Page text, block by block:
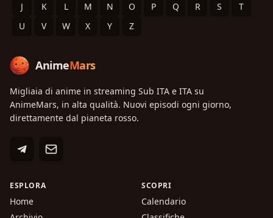
J
K L M N O P Q R S
T
U
V W X Y Z
AnimeMars
Migliaia di anime in streaming Sub ITA e ITA su
AnimeMars, in alta qualità. Nuovi episodi ogni giorno,
direttamente dal pianeta rosso.
ESPLORA
Home
SCOPRI
Calendario